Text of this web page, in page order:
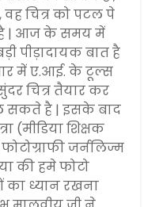
चित्र को पटल पे
है | आज के समय में
पीड़ादायक बात है
में ए.आई. के टूल्स
चित्र तैयार कर
सकते है | इसके बाद
(मीडिया शिक्षक
जर्नलिज्म
की हमे फोटो
का ध्यान रखना